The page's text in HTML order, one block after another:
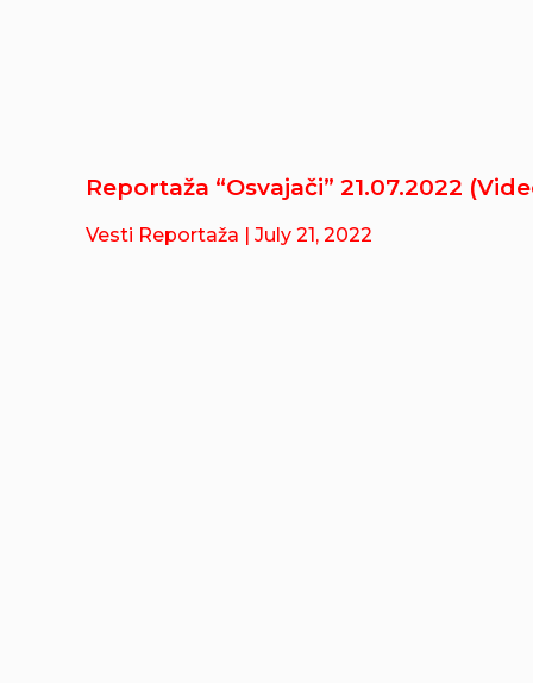
Reportaža “Osvajači” 21.07.2022
Vesti Reportaža | July 21, 2022